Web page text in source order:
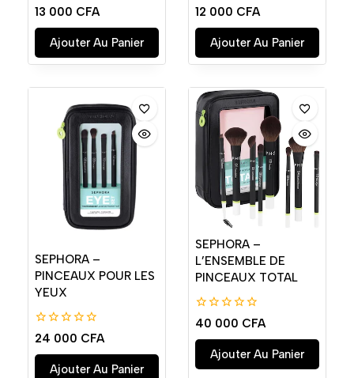
0
de
5
13 000 CFA
Ajouter Au Panier
0
de
5
12 000 CFA
Ajouter Au Panier
SEPHORA –
PINCEAUX POUR LES
YEUX
0
de
5
24 000 CFA
Ajouter Au Panier
SEPHORA –
L’ENSEMBLE DE
PINCEAUX TOTAL
0
de
5
40 000 CFA
Ajouter Au Panier